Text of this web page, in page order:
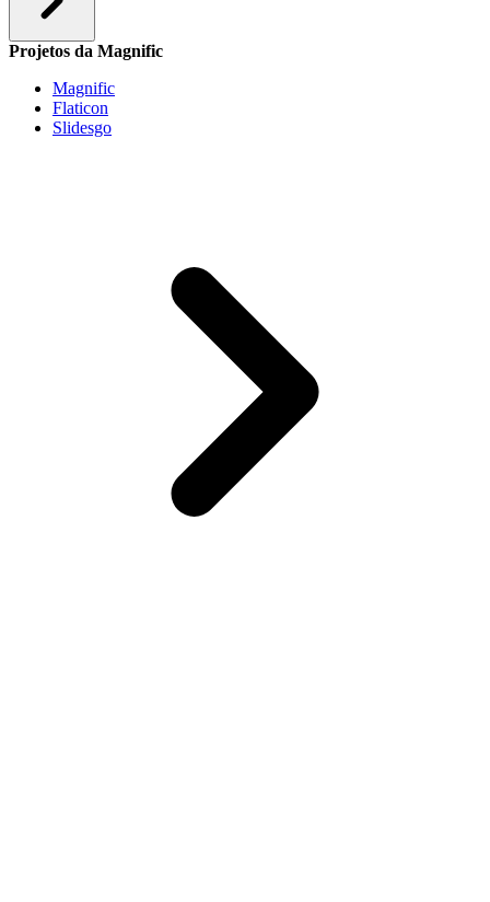
Projetos da Magnific
Magnific
Flaticon
Slidesgo